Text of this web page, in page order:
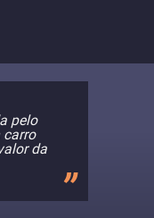
pelo
carro
da